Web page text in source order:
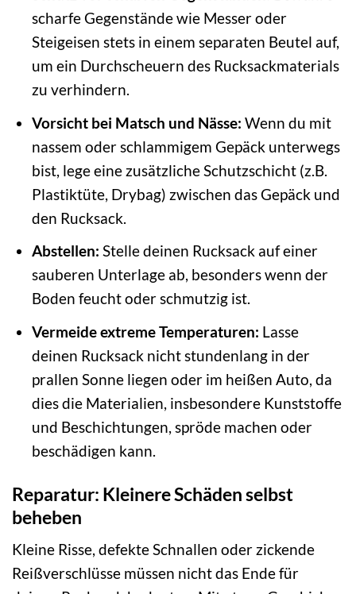
scharfe Gegenstände wie Messer oder
Steigeisen stets in einem separaten Beutel auf,
um ein Durchscheuern des Rucksackmaterials
zu verhindern.
Vorsicht bei Matsch und Nässe: Wenn du mit
nassem oder schlammigem Gepäck unterwegs
bist, lege eine zusätzliche Schutzschicht (z.B.
Plastiktüte, Drybag) zwischen das Gepäck und
den Rucksack.
Abstellen: Stelle deinen Rucksack auf einer
sauberen Unterlage ab, besonders wenn der
Boden feucht oder schmutzig ist.
Vermeide extreme Temperaturen: Lasse
deinen Rucksack nicht stundenlang in der
prallen Sonne liegen oder im heißen Auto, da
dies die Materialien, insbesondere Kunststoffe
und Beschichtungen, spröde machen oder
beschädigen kann.
Reparatur: Kleinere Schäden selbst
beheben
Kleine Risse, defekte Schnallen oder zickende
Reißverschlüsse müssen nicht das Ende für